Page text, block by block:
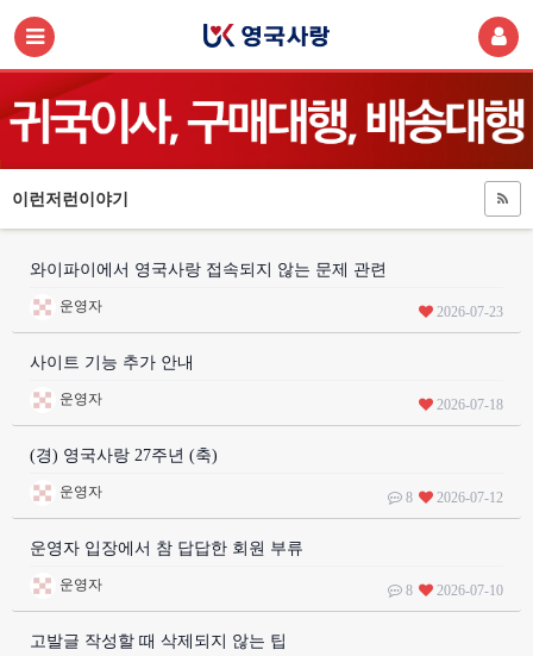
이런저런이야기
와이파이에서 영국사랑 접속되지 않는 문제 관련
운영자 2026-07-23
사이트 기능 추가 안내
운영자 2026-07-18
(경) 영국사랑 27주년 (축)
운영자 8 2026-07-12
운영자 입장에서 참 답답한 회원 부류
운영자 8 2026-07-10
고발글 작성할 때 삭제되지 않는 팁